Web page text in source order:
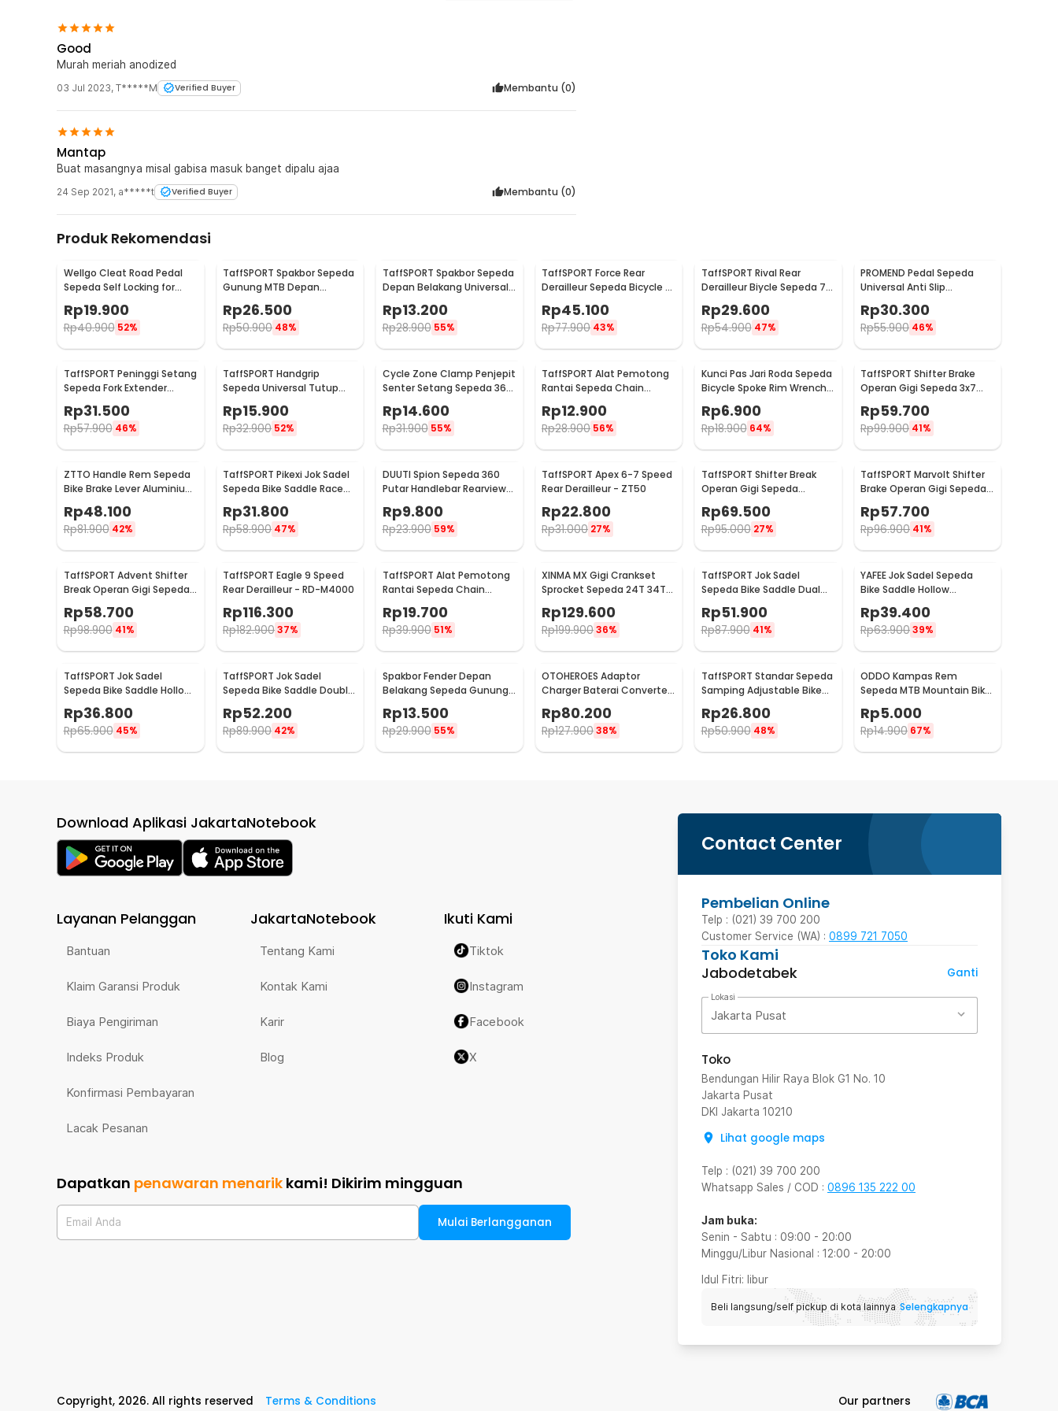
Good
Murah meriah anodized
03 Jul 2023, T*****M Verified Buyer Membantu (0)
Mantap
Buat masangnya misal gabisa masuk banget dipalu ajaa
24 Sep 2021, a*****t Verified Buyer Membantu (0)
Produk Rekomendasi
Wellgo Cleat Road Pedal
Sepeda Self Locking for
Rp19.900
Rp40.900 52%
TaffSPORT Spakbor Sepeda
Gunung MTB Depan
Belakang Anti Cipratan -
Y901
Rp26.500
Rp50.900 48%
TaffSPORT Spakbor Sepeda
Depan Belakang Universal
Clamp Dua Warna - BQ541
Rp13.200
Rp28.900 55%
TaffSPORT Force Rear
Derailleur Sepeda Bicycle 9
Rp45.100
Rp77.900 43%
TaffSPORT Rival Rear
Derailleur Biycle Sepeda 7
Speed - RD-TX35
Rp29.600
Rp54.900 47%
PROMEND Pedal Sepeda
Universal Anti Slip
Aluminium Alloy - JT410
Rp30.300
Rp55.900 46%
TaffSPORT Peninggi Setang
Sepeda Fork Extender
Aluminium Alloy 121mm -
SD53
Rp31.500
Rp57.900 46%
TaffSPORT Handgrip
Sepeda Universal Tutup
- CL8455
Rp15.900
Rp32.900 52%
Cycle Zone Clamp Penjepit
Senter Setang Sepeda 360
Derajat - ZH1035
Rp14.600
Rp31.900 55%
TaffSPORT Alat Pemotong
Rantai Sepeda Chain
Rp12.900
Rp28.900 56%
Kunci Pas Jari Roda Sepeda
Bicycle Spoke Rim Wrench 8
Way - W805
Rp6.900
Rp18.900 64%
TaffSPORT Shifter Brake
Operan Gigi Sepeda 3x7
Rp59.700
Rp99.900 41%
ZTTO Handle Rem Sepeda
Bike Brake Lever Aluminium
1 Pair - CBL-09
Rp48.100
Rp81.900 42%
TaffSPORT Pikexi Jok Sadel
Sepeda Bike Saddle Race
Ergonomic Anti Air - FX20
Rp31.800
Rp58.900 47%
DUUTI Spion Sepeda 360
Putar Handlebar Rearview
Mirror Universal 1 PCS -
LY4437
Rp9.800
Rp23.900 59%
TaffSPORT Apex 6-7 Speed
Rear Derailleur - ZT50
Rp22.800
Rp31.000 27%
TaffSPORT Shifter Break
Operan Gigi Sepeda
Universal 3x9 Speed 2 PCS -
SL-M370
Rp69.500
Rp95.000 27%
TaffSPORT Marvolt Shifter
Brake Operan Gigi Sepeda
Rp57.700
Rp96.900 41%
TaffSPORT Advent Shifter
Break Operan Gigi Sepeda
3x8 Speed 2 PCS - SL-M310
Rp58.700
Rp98.900 41%
TaffSPORT Eagle 9 Speed
Rear Derailleur - RD-M4000
Rp116.300
Rp182.90037%
TaffSPORT Alat Pemotong
Rantai Sepeda Chain
Rp19.700
Rp39.900 51%
XINMA MX Gigi Crankset
Sprocket Sepeda 24T 34T
42T 7/8/9 Speed - TL-82-L
Rp129.600
Rp199.90036%
TaffSPORT Jok Sadel
Sepeda Bike Saddle Dual
- ZF25
Rp51.900
Rp87.900 41%
YAFEE Jok Sadel Sepeda
Bike Saddle Hollow
Ergonomic Breathable -
FX12
Rp39.400
Rp63.90039%
TaffSPORT Jok Sadel
Sepeda Bike Saddle Hollow
Ergonomic Breathable - YF-
1034
Rp36.800
Rp65.900 45%
TaffSPORT Jok Sadel
Sepeda Bike Saddle Double
ZF15
Rp52.200
Rp89.900 42%
Spakbor Fender Depan
Belakang Sepeda Gunung
MTB - HF0034300
Rp13.500
Rp29.900 55%
OTOHEROES Adaptor
Charger Baterai Converter
Aki Motor Skuter 48V 20Ah -
YF2021-12
Rp80.200
Rp127.90038%
TaffSPORT Standar Sepeda
Samping Adjustable Bike
Kickstand 34-39cm - Z50
Rp26.800
Rp50.900 48%
ODDO Kampas Rem
Sepeda MTB Mountain Bike
B39
Rp5.000
Rp14.900 67%
Contact Center
Pembelian Online
Telp : (021) 39 700 200
Customer Service (WA) : 0899 721 7050
Toko Kami
Jabodetabek
Ganti
Lokasi
Jakarta Pusat
Toko
Bendungan Hilir Raya Blok G1 No. 10
Jakarta Pusat
DKI Jakarta 10210
Lihat google maps
Telp : (021) 39 700 200
Whatsapp Sales / COD : 0896 135 222 00
Jam buka:
Senin - Sabtu : 09:00 - 20:00
Minggu/Libur Nasional : 12:00 - 20:00
Idul Fitri: libur
Beli langsung/self pickup di kota lainnya Selengkapnya
Download Aplikasi JakartaNotebook
Layanan Pelanggan
Bantuan
Klaim Garansi Produk
Biaya Pengiriman
Indeks Produk
Konfirmasi Pembayaran
Lacak Pesanan
JakartaNotebook
Tentang Kami
Kontak Kami
Karir
Blog
Ikuti Kami
Tiktok
Instagram
Facebook
X
Dapatkan penawaran menarik kami! Dikirim mingguan
Email Anda Mulai Berlangganan
Copyright, 2026. All rights reserved Terms & Conditions Our partners